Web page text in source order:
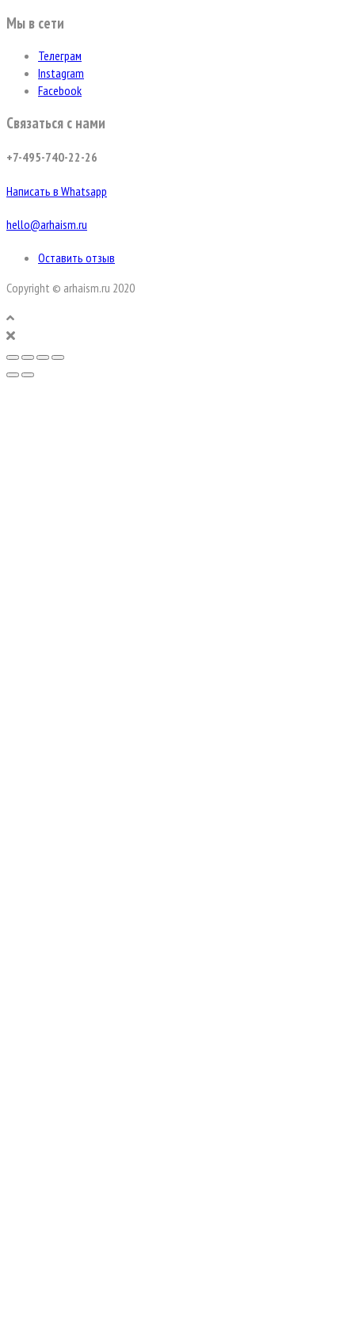
Мы в сети
Телеграм
Instagram
Facebook
Связаться с нами
+7-495-740-22-26
Написать в Whatsapp
hello@arhaism.ru
Оставить отзыв
Copyright © arhaism.ru 2020